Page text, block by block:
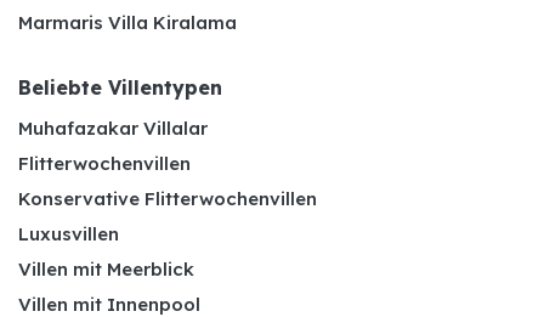
Marmaris Villa Kiralama
Beliebte Villentypen
Muhafazakar Villalar
Flitterwochenvillen
Konservative Flitterwochenvillen
Luxusvillen
Villen mit Meerblick
Villen mit Innenpool